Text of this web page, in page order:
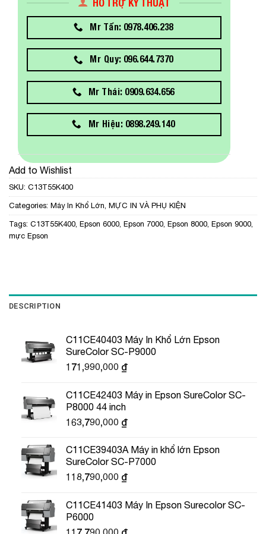
HỖ TRỢ KỸ THUẬT
Mr Tấn: 0978.406.238
Mr Quy: 096.644.7370
Mr Thái: 0909.634.656
Mr Hiệu: 0898.249.140
Add to Wishlist
SKU: C13T55K400
Categories: Máy In Khổ Lớn, MỰC IN VÀ PHỤ KIỆN
Tags: C13T55K400, Epson 6000, Epson 7000, Epson 8000, Epson 9000,
mực Epson
DESCRIPTION
C11CE40403 Máy In Khổ Lớn Epson
SureColor SC-P9000
171,990,000 ₫
C11CE42403 Máy in Epson SureColor SC-
P8000 44 inch
163,790,000 ₫
C11CE39403A Máy in khổ lớn Epson
SureColor SC-P7000
118,790,000 ₫
C11CE41403 Máy In Epson Surecolor SC-
P6000